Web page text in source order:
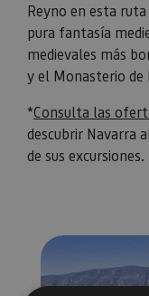
Reyno en esta
pura fantasía
medievales más
y el Monasterio de
*Consulta las
descubrir Navarra
de sus excursiones.